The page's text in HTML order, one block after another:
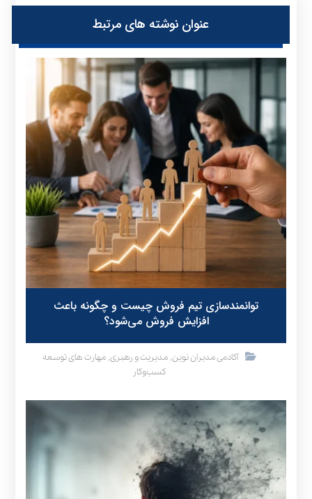
عنوان ‫نوشته های مرتبط
توانمندسازی تیم فروش چیست و چگونه باعث
افزایش فروش می‌شود؟
آکادمی مدیران نوین,مدیریت و رهبری,مهارت های توسعه
کسب‌وکار